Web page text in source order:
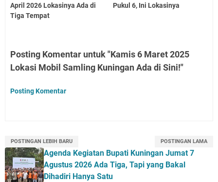
April 2026 Lokasinya Ada di
Tiga Tempat
Pukul 6, Ini Lokasinya
Posting Komentar untuk "Kamis 6 Maret 2025
Lokasi Mobil Samling Kuningan Ada di Sini!"
Posting Komentar
POSTINGAN LEBIH BARU POSTINGAN LAMA
Agenda Kegiatan Bupati Kuningan Jumat 7
Agustus 2026 Ada Tiga, Tapi yang Bakal
Dihadiri Hanya Satu